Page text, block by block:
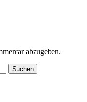
abzugeben.